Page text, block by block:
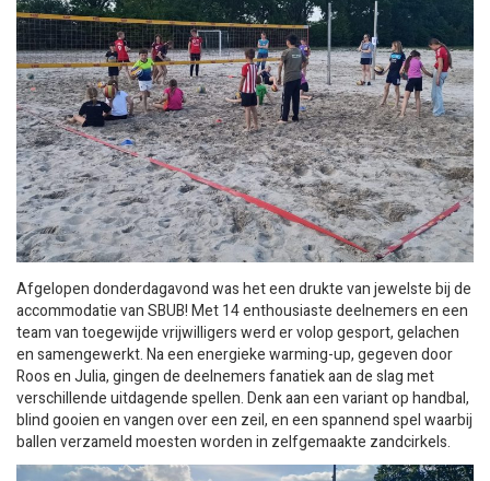
Afgelopen donderdagavond was het een drukte van jewelste bij de
accommodatie van SBUB! Met 14 enthousiaste deelnemers en een
team van toegewijde vrijwilligers werd er volop gesport, gelachen
en samengewerkt. Na een energieke warming-up, gegeven door
Roos en Julia, gingen de deelnemers fanatiek aan de slag met
verschillende uitdagende spellen. Denk aan een variant op handbal,
blind gooien en vangen over een zeil, en een spannend spel waarbij
ballen verzameld moesten worden in zelfgemaakte zandcirkels.